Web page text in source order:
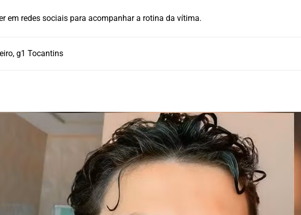
em redes sociais para acompanhar a rotina da vítima.
g1 Tocantins